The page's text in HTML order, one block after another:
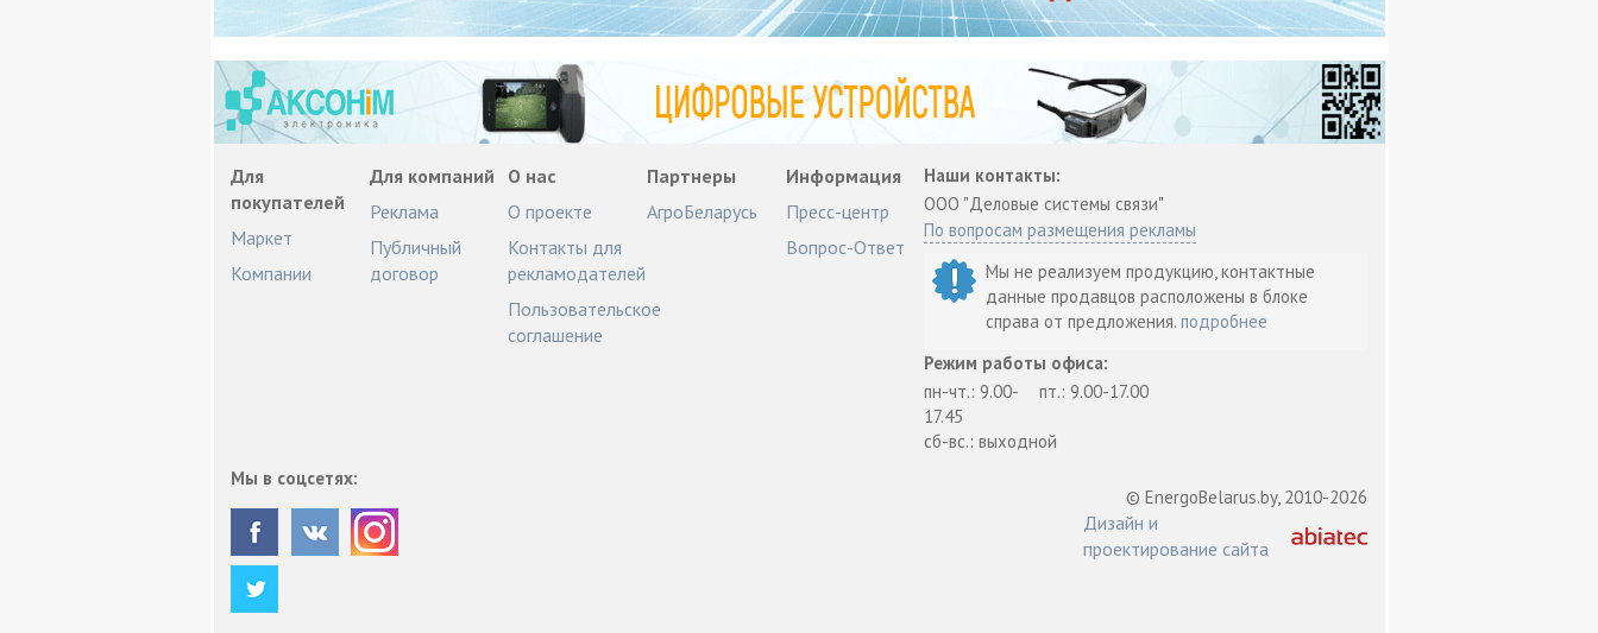
Для
покупателей
Маркет
Компании
Для компаний
Реклама
Публичный
договор
О нас
О проекте
Контакты для
рекламодателей
Пользовательское
соглашение
Партнеры
АгроБеларусь
Информация
Пресс-центр
Вопрос-Ответ
Наши контакты:
ООО "Деловые системы связи"
По вопросам размещения рекламы
Мы не реализуем продукцию, контактные
данные продавцов расположены в блоке
справа от предложения.подробнее
Режим работы офиса:
пн-чт.: 9.00-
17.45
пт.: 9.00-17.00
сб-вс.: выходной
Мы в соцсетях:
© EnergoBelarus.by, 2010-2026
Дизайн и
проектирование сайта